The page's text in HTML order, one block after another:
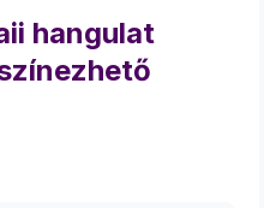
hangulat